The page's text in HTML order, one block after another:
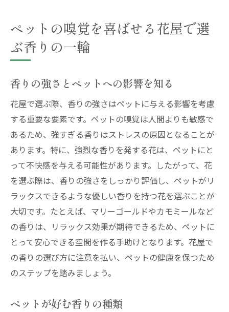
ペットの健康を考えた香りの選定
花屋で見つける大切なペットに優しい癒しの花
花の選び方で考慮すべき点
花屋で選ぶペットに優しい花の種類
ペットと共に楽しむための花の工夫
癒しをもたらすペット愛用の花を見つける
ペットと共に楽しむ花屋での新しい花選びの提
案
ペットの好奇心を引き出す花の選び方
花屋で提案するペット向けの花のレイアウ
ト
ペットとの生活を豊かにする花の選定
プロが教えるペットと楽しむ花の活用法
花屋で学ぶペットとの新しい花の楽しみ方
ペットの嗅覚を喜ばせる花屋で選
ぶ香りの一輪
香りの強さとペットへの影響を知る
花屋で選ぶ際、香りの強さはペットに与える影響を考慮
する重要な要素です。ペットの嗅覚は人間よりも敏感で
あるため、強すぎる香りはストレスの原因となることが
あります。特に、強烈な香りを発する花は、ペットにと
って不快感を与える可能性があります。したがって、花
を選ぶ際は、香りの強さをしっかり評価し、ペットがリ
ラックスできるような優しい香りを持つ花を選ぶことが
大切です。たとえば、マリーゴールドやカモミールなど
の香りは、リラックス効果が期待できるため、ペットに
とって安心できる空間を作る手助けとなります。花屋で
の香りの選び方に注意を払い、ペットの健康を保つため
のステップを踏みましょう。
ペットが好む香りの種類